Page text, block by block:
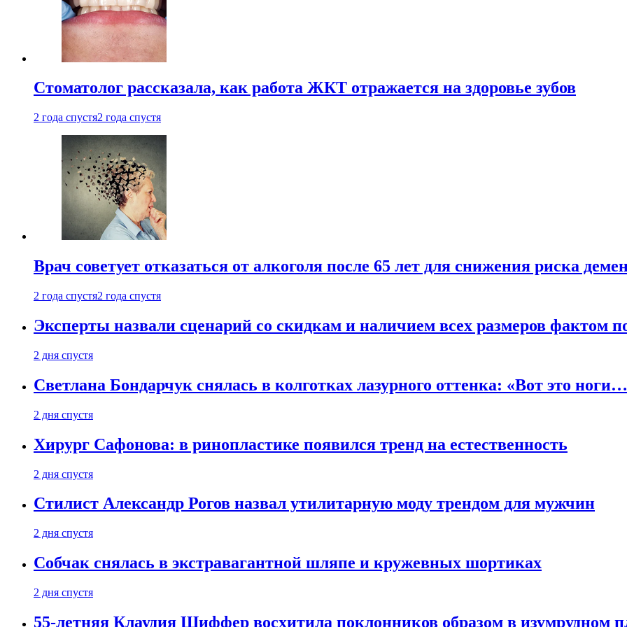
Стоматолог рассказала, как работа ЖКТ отражается на здоровье зубов
2 года спустя2 года спустя
Врач советует отказаться от алкоголя после 65 лет для снижения риска
2 года спустя2 года спустя
Эксперты назвали сценарий со скидкам и наличием всех размеров фактом
2 дня спустя
Светлана Бондарчук снялась в колготках лазурного оттенка: «Вот это
2 дня спустя
Хирург Сафонова: в ринопластике появился тренд на естественность
2 дня спустя
Стилист Александр Рогов назвал утилитарную моду трендом для мужчин
2 дня спустя
Собчак снялась в экстравагантной шляпе и кружевных шортиках
2 дня спустя
55-летняя Клаудия Шиффер восхитила поклонников образом в изумрудном